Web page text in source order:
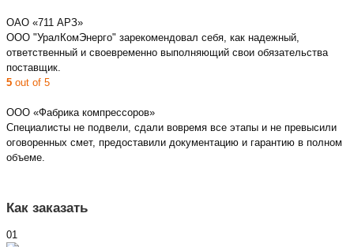
ОАО «711 АРЗ»
ООО "УралКомЭнерго" зарекомендовал себя, как надежный,
ответственный и своевременно выполняющий свои обязательства
поставщик.
5 out of 5
ООО «Фабрика компрессоров»
Специалисты не подвели, сдали вовремя все этапы и не превысили
оговоренных смет, предоставили документацию и гарантию в полном
объеме.
Как заказать
01